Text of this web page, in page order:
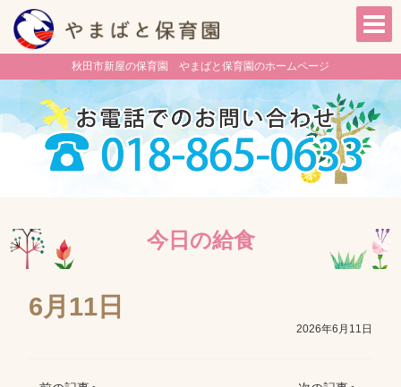
秋田市新屋の保育園 やまばと保育園のホームページ
今日の給食
6月11日
2026年6月11日